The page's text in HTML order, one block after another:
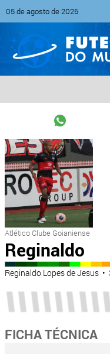
05 de agosto de 2026
Atlético Clube Goianiense
Reginaldo
Reginaldo Lopes de Jesus
FICHA TÉCNICA